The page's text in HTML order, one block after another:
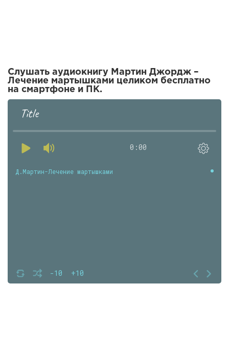
Слушать аудиокнигу Мартин Джордж –
Лечение мартышками целиком бесплатно
на смартфоне и ПК.
Title
0:00
-10 +10
Д.Мартин-Лечение мартышками